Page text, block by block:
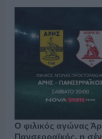
Ο φιλικός αγώνας
Πανσερραϊκός, η